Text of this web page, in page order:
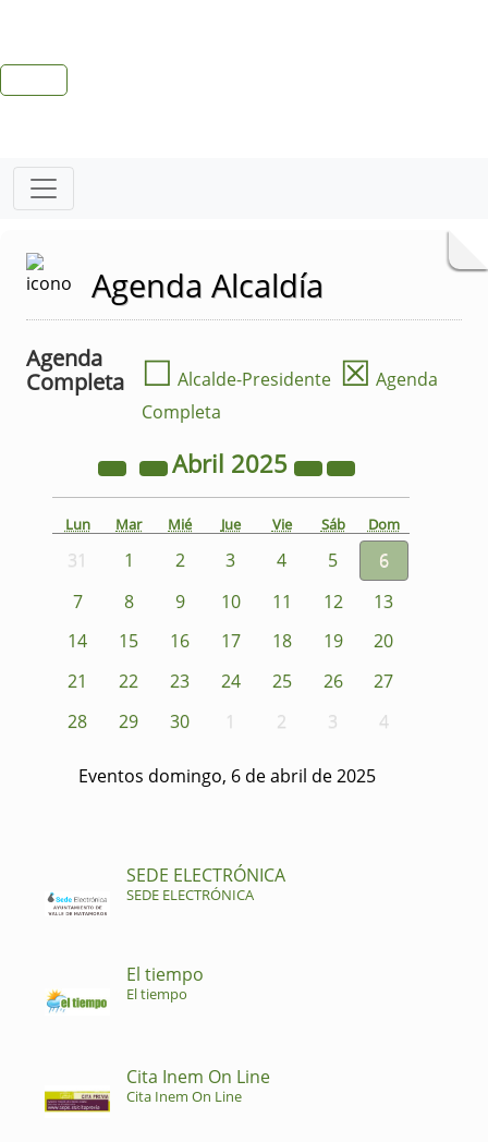
Agenda Alcaldía
Agenda
Completa
☐ Alcalde-Presidente ☒ Agenda
Completa
Abril 2025
Lun Mar Mié Jue Vie Sáb Dom
31 1 2 3 4 5
6
7
8 9 10 11 12
13
14
15 16 17 18 19
20
21
22 23 24 25 26
27
28
29 30 1 2 3 4
Eventos domingo, 6 de abril de 2025
SEDE ELECTRÓNICA
SEDE ELECTRÓNICA
El tiempo
El tiempo
Cita Inem On Line
Cita Inem On Line